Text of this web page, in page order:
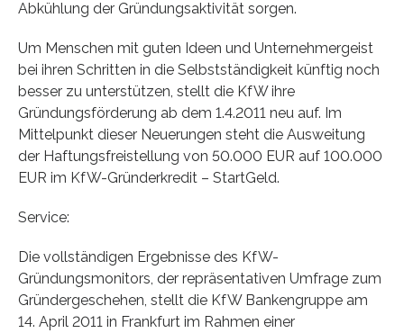
Abkühlung der Gründungsaktivität sorgen.
Um Menschen mit guten Ideen und Unternehmergeist
bei ihren Schritten in die Selbstständigkeit künftig noch
besser zu unterstützen, stellt die KfW ihre
Gründungsförderung ab dem 1.4.2011 neu auf. Im
Mittelpunkt dieser Neuerungen steht die Ausweitung
der Haftungsfreistellung von 50.000 EUR auf 100.000
EUR im KfW-Gründerkredit – StartGeld.
Service:
Die vollständigen Ergebnisse des KfW-
Gründungsmonitors, der repräsentativen Umfrage zum
Gründergeschehen, stellt die KfW Bankengruppe am
14. April 2011 in Frankfurt im Rahmen einer